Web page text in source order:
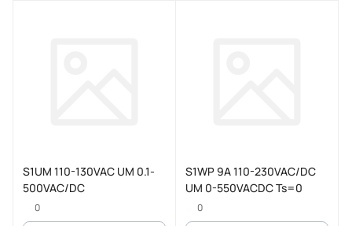
S1UM 110-130VAC UM 0.1-
500VAC/DC
0
S1WP 9A 110-230VAC/DC
UM 0-550VACDC Ts=0
0